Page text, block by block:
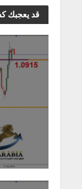
قد يعجبك